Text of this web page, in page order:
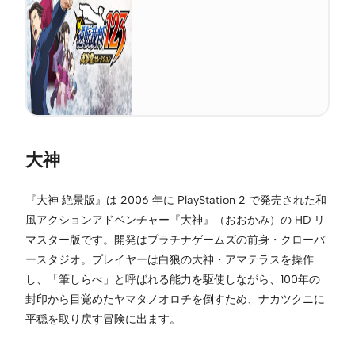
大神
『大神 絶景版』は 2006 年に PlayStation 2 で発売された和
風アクションアドベンチャー『大神』（おおかみ）の HD リ
マスター版です。開発はプラチナゲームズの前身・クローバ
ースタジオ。プレイヤーは白狼の大神・アマテラスを操作
し、「筆しらべ」と呼ばれる能力を駆使しながら、100年の
封印から目覚めたヤマタノオロチを倒すため、ナカツクニに
平穏を取り戻す冒険に出ます。